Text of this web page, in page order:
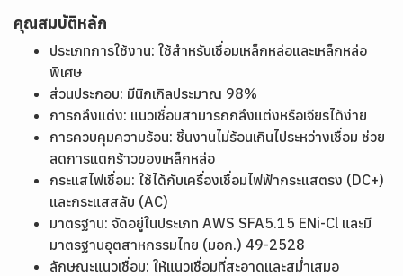
คุณสมบัติหลัก
ประเภทการใช้งาน: ใช้สำหรับเชื่อมเหล็กหล่อและเหล็กหล่อ
พิเศษ
ส่วนประกอบ: มีนิกเกิลประมาณ 98%
การกลึงแต่ง: แนวเชื่อมสามารถกลึงแต่งหรือเจียรได้ง่าย
การควบคุมความร้อน: ชิ้นงานไม่ร้อนเกินไประหว่างเชื่อม ช่วย
ลดการแตกร้าวของเหล็กหล่อ
กระแสไฟเชื่อม: ใช้ได้กับเครื่องเชื่อมไฟฟ้ากระแสตรง (DC+)
และกระแสสลับ (AC)
มาตรฐาน: จัดอยู่ในประเภท AWS SFA5.15 ENi-Cl และมี
มาตรฐานอุตสาหกรรมไทย (มอก.) 49-2528
ลักษณะแนวเชื่อม: ให้แนวเชื่อมที่สะอาดและสม่ำเสมอ